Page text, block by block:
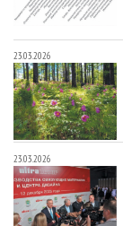
23.03.2026
23.03.2026